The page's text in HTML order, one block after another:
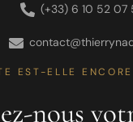
(+33) 6 10 52 07
EST-ELLE
nous